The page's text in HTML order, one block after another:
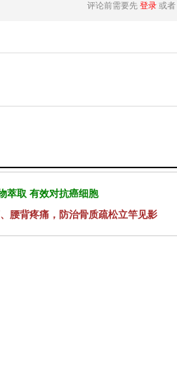
评论前需要先 登录 或者
萃取 有效对抗癌细胞
腰背疼痛，防治骨质疏松立竿见影